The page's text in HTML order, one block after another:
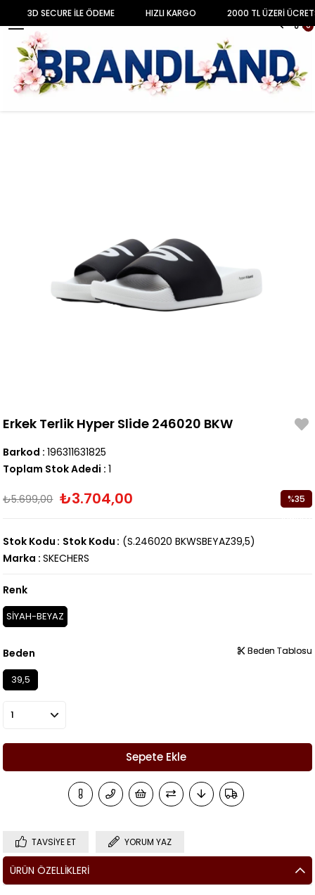
0
Anasayfa AYAKKABI ERKEK Sandalet & Terlik Erkek Terlik Hyper Slide 246020 BKW
Erkek Terlik Hyper Slide 246020 BKW
Barkod : 196311631825
Toplam Stok Adedi : 1
₺5.699,00 ₺3.704,00 %35
(S.246020 BKWSBEYAZ39,5)
Stok Kodu Stok Kodu
Marka : SKECHERS
Renk
SİYAH-BEYAZ
Beden
39,5
Beden Tablosu
Beden Tablosu
TAVSIYE ET YORUM YAZ
ÜRÜN ÖZELLIKLERI
3D SECURE İLE ÖDEME HIZLI KARGO 2000 TL ÜZERİ